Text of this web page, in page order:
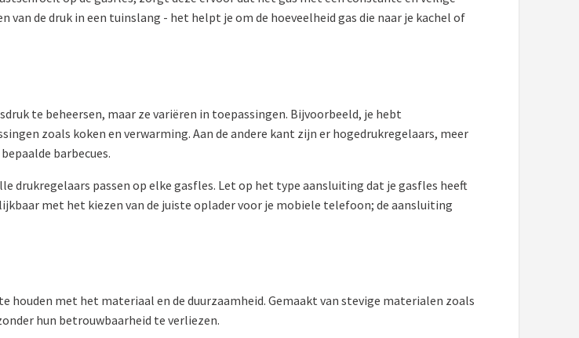
de druk in een tuinslang - het helpt je om de hoeveelheid gas die naar je kachel of
te beheersen, maar ze variëren in toepassingen. Bijvoorbeeld, je hebt
zoals koken en verwarming. Aan de andere kant zijn er hogedrukregelaars, meer
barbecues.
drukregelaars passen op elke gasfles. Let op het type aansluiting dat je gasfles heeft
met het kiezen van de juiste oplader voor je mobiele telefoon; de aansluiting
houden met het materiaal en de duurzaamheid. Gemaakt van stevige materialen zoals
hun betrouwbaarheid te verliezen.